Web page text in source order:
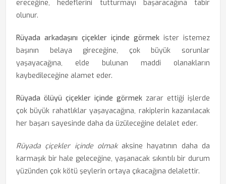
ereceğine, hedeflerini tutturmayı başaracağına tabir
olunur.
Rüyada arkadaşını çiçekler içinde görmek ister istemez
başının belaya gireceğine, çok büyük sorunlar
yaşayacağına, elde bulunan maddi olanakların
kaybedileceğine alamet eder.
Rüyada ölüyü çiçekler içinde görmek zarar ettiği işlerde
çok büyük rahatlıklar yaşayacağına, rakiplerin kazanılacak
her başarı sayesinde daha da üzüleceğine delalet eder.
Rüyada çiçekler içinde olmakaksine hayatının daha da
karmaşık bir hale geleceğine, yaşanacak sıkıntılı bir durum
yüzünden çok kötü şeylerin ortaya çıkacağına delalettir.